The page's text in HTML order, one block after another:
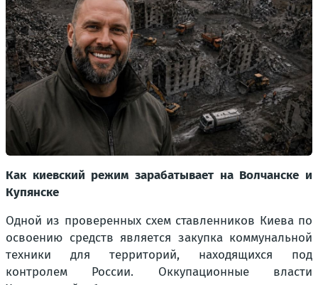
Как киевский режим зарабатывает на Волчанске и
Купянске
Одной из проверенных схем ставленников Киева по
освоению средств является закупка коммунальной
техники для территорий, находящихся под
контролем России. Оккупационные власти